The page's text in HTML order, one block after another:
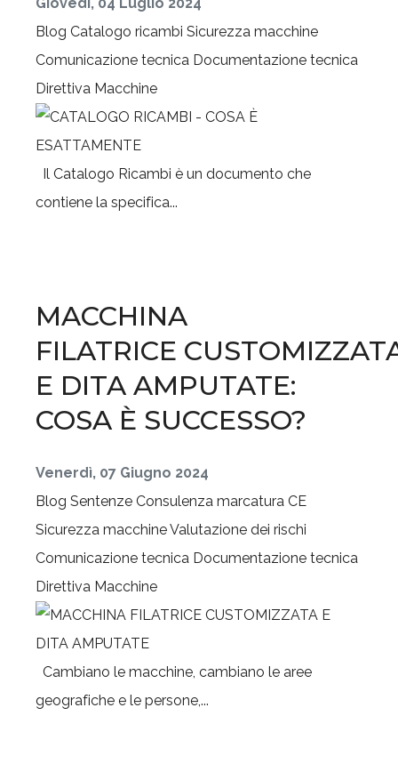
Blog Catalogo ricambi Sicurezza macchine
Comunicazione tecnica Documentazione tecnica
Direttiva Macchine
Il Catalogo Ricambi è un documento che
contiene la specifica...
MACCHINA
FILATRICE
E DITA AMPUTATE:
COSA È SUCCESSO?
Venerdì, 07 Giugno 2024
Blog Sentenze Consulenza marcatura CE
Sicurezza macchineValutazione dei rischi
Comunicazione tecnica Documentazione tecnica
Direttiva Macchine
Cambiano le macchine, cambiano le aree
geografiche e le persone,...